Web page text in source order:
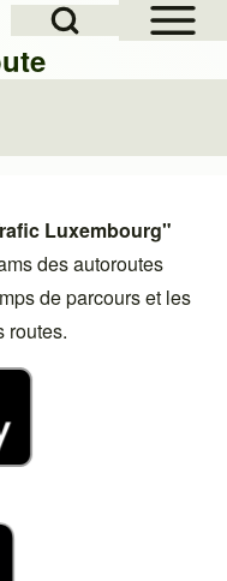
Luxembourg"
des autoroutes
de parcours et les
routes.